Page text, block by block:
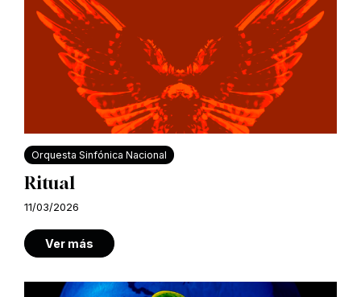
Orquesta Sinfónica Nacional
Ritual
11/03/2026
Ver más